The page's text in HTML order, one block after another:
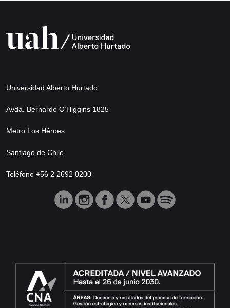
Universidad Alberto Hurtado
Avda. Bernardo O’Higgins 1825
Metro Los Héroes
Santiago de Chile
Teléfono +56 2 2692 0200